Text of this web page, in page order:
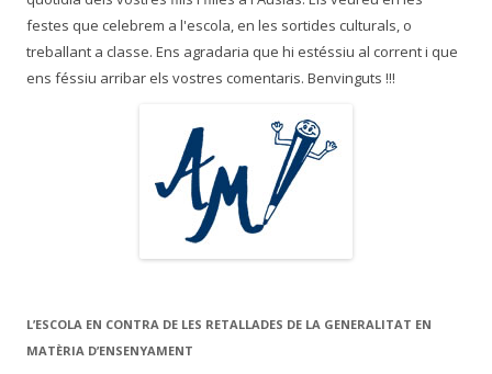
festes que celebrem a l'escola, en les sortides culturals, o
treballant a classe. Ens agradaria que hi estéssiu al corrent i que
ens féssiu arribar els vostres comentaris. Benvinguts !!!
L’ESCOLA EN CONTRA DE LES RETALLADES DE LA GENERALITAT EN
MATÈRIA D’ENSENYAMENT